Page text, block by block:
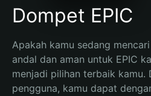
Dompet EPIC
Apakah kamu sedang
andal dan aman untuk EPIC
menjadi pilihan terbaik kamu.
pengguna, kamu dapat